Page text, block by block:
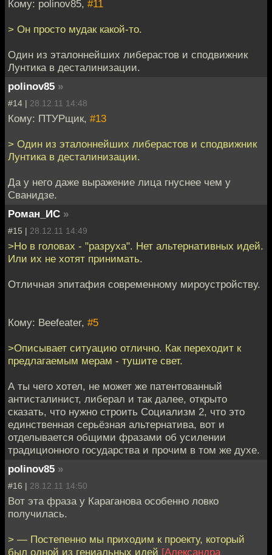
Кому: polinov85, #11
> Он просто мудак какой-то.
Один из эталоннейших либерастов и сподвижник
Лунтика в десталинизации.
polinov85 »
#14 | 28.12.11 14:48
Кому: ПТУРщик, #13
> Один из эталоннейших либерастов и сподвижник
Лунтика в десталинизации.
Да у него даже выражение лица гнуснее чем у
Сванидзе.
Роман_ИС »
#15 | 28.12.11 14:49
>Но в головах - "разруха". Нет альтернативных идей.
Или их не хотят принимать.
Отличная эпитафия современному мироустройству.
Кому: Beefeater, #5
>Описывает ситуацию отлично. Как переходит к
предлагаемым мерам - тушите свет.
А ты чего хотел, не может же патентованный
антисталинист, либерал и так далее, открыто
сказать, что нужно строить Социализм 2, что это
единственная серьёзная альтернатива, вот и
отделывается общими фразами об усилении
традиционного государства и прочим в том же духе.
polinov85 »
#16 | 28.12.11 14:50
Вот эта фраза у Караганова особенно ловко
получилась.
> — Постепенно мы приходим к проекту, который
был одной из гениальных идей [Александра